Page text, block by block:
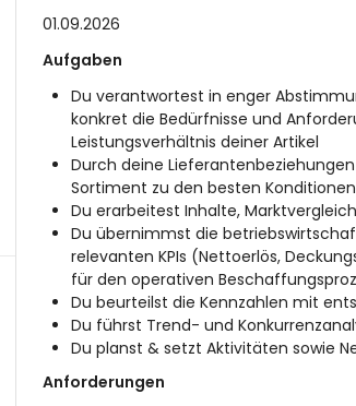
01.09.2026
Aufgaben
Du verantwortest in enger
konkret die Bedürfnisse und
Leistungsverhältnis deiner Artikel
Durch deine
Sortiment zu den besten
Du erarbeitest Inhalte,
Du übernimmst die
relevanten KPIs (Nettoerlös,
für den operativen
Du beurteilst die Kennzahlen mit
Du führst Trend- und
Du planst & setzt Aktivitäten sowie
Anforderungen